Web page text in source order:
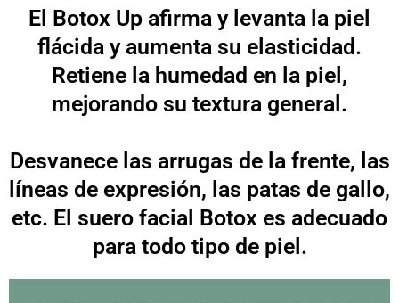
El Botox Up afirma y levanta la piel
flácida y aumenta su elasticidad.
Retiene la humedad en la piel,
mejorando su textura general.
Desvanece las arrugas de la frente, las
líneas de expresión, las patas de gallo,
etc. El suero facial Botox es adecuado
para todo tipo de piel.